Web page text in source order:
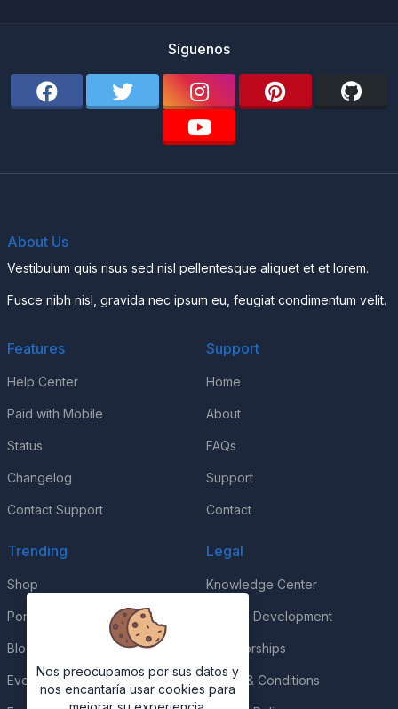
Síguenos
About Us
Vestibulum quis risus sed nisl pellentesque aliquet et et lorem.
Fusce nibh nisl, gravida nec ipsum eu, feugiat condimentum velit.
Features
Help Center
Paid with Mobile
Status
Changelog
Contact Support
Support
Home
About
FAQs
Support
Contact
Trending
Shop
Portfolio
Blog
Events
Legal
Knowledge Center
Custom Development
Sponsorships
Terms & Conditions
Nos preocupamos por sus datos y
nos encantaría usar cookies para